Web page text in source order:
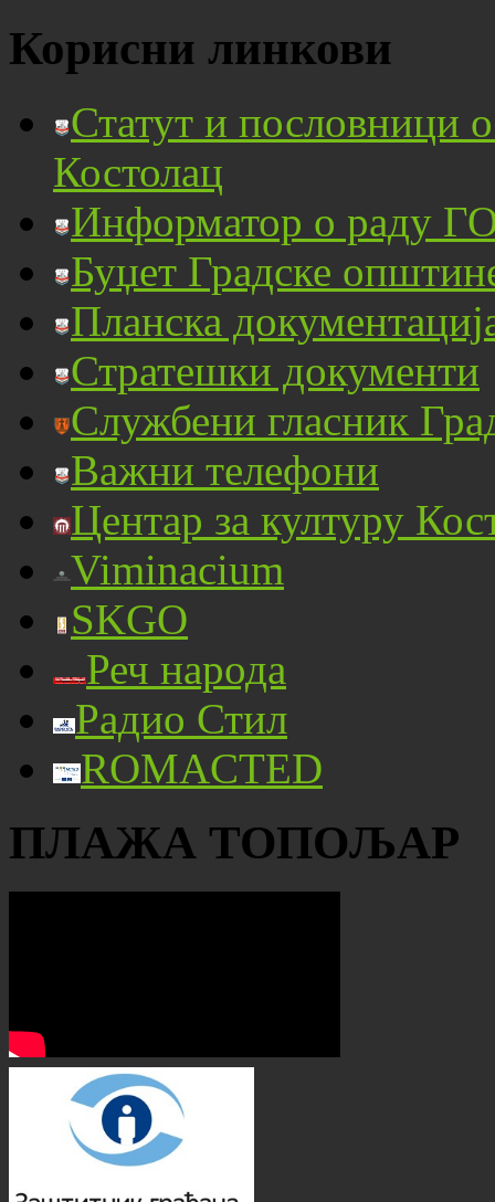
Корисни линкови
Статут и пословници
Костолац
Информатор о раду
Буџет Градске
Планска
Стратешки документи
Службени гласник
Важни телефони
Центар за културу
Viminacium
SKGO
Реч народа
Радио Стил
ROMACTED
ПЛАЖА ТОПОЉАР